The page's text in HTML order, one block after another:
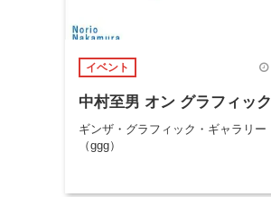
イベント
中村至男 オン グラフィック
ギンザ・グラフィック・ギャラリー
（ggg）